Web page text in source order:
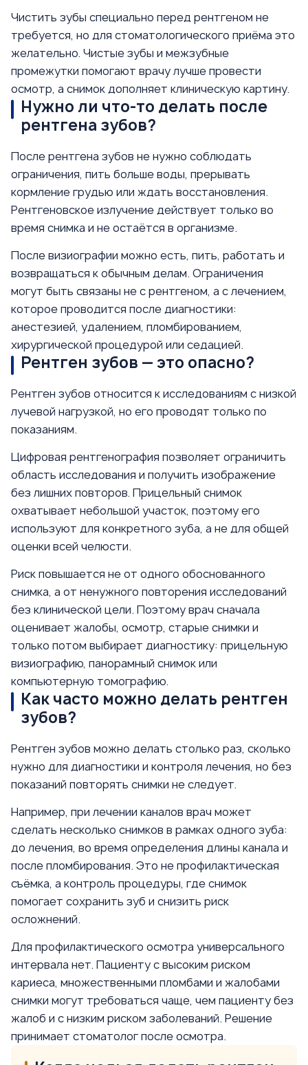
Чистить зубы специально перед рентгеном не
требуется, но для стоматологического приёма это
желательно. Чистые зубы и межзубные
промежутки помогают врачу лучше провести
осмотр, а снимок дополняет клиническую картину.
Нужно ли что-то делать после
рентгена зубов?
После рентгена зубов не нужно соблюдать
ограничения, пить больше воды, прерывать
кормление грудью или ждать восстановления.
Рентгеновское излучение действует только во
время снимка и не остаётся в организме.
После визиографии можно есть, пить, работать и
возвращаться к обычным делам. Ограничения
могут быть связаны не с рентгеном, а с лечением,
которое проводится после диагностики:
анестезией, удалением, пломбированием,
хирургической процедурой или седацией.
Рентген зубов — это опасно?
Рентген зубов относится к исследованиям с низкой
лучевой нагрузкой, но его проводят только по
показаниям.
Цифровая рентгенография позволяет ограничить
область исследования и получить изображение
без лишних повторов. Прицельный снимок
охватывает небольшой участок, поэтому его
используют для конкретного зуба, а не для общей
оценки всей челюсти.
Риск повышается не от одного обоснованного
снимка, а от ненужного повторения исследований
без клинической цели. Поэтому врач сначала
оценивает жалобы, осмотр, старые снимки и
только потом выбирает диагностику: прицельную
визиографию, панорамный снимок или
компьютерную томографию.
Как часто можно делать рентген
зубов?
Рентген зубов можно делать столько раз, сколько
нужно для диагностики и контроля лечения, но без
показаний повторять снимки не следует.
Например, при лечении каналов врач может
сделать несколько снимков в рамках одного зуба:
до лечения, во время определения длины канала и
после пломбирования. Это не профилактическая
съёмка, а контроль процедуры, где снимок
помогает сохранить зуб и снизить риск
осложнений.
Для профилактического осмотра универсального
интервала нет. Пациенту с высоким риском
кариеса, множественными пломбами и жалобами
снимки могут требоваться чаще, чем пациенту без
жалоб и с низким риском заболеваний. Решение
принимает стоматолог после осмотра.